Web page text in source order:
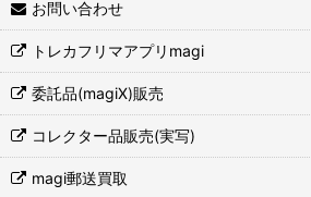
お問い合わせ
トレカフリマアプリmagi
委託品(magiX)販売
コレクター品販売(実写)
magi郵送買取